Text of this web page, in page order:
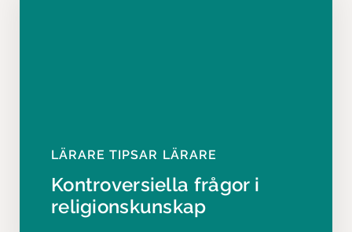
LÄRARE TIPSAR LÄRARE
Kontroversiella frågor i
religionskunskap